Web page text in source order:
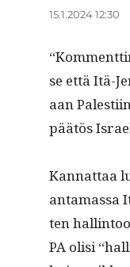
15.1.2024 12:30
se että Itä-
aan
päätös
Kan­nat­taa
anta­mas­sa
ten
PA olisi